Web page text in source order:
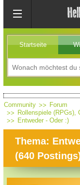
Startseite
Community
Forum
Rollenspiele (RPGs),
Entweder - Oder :)
Thema:
(640